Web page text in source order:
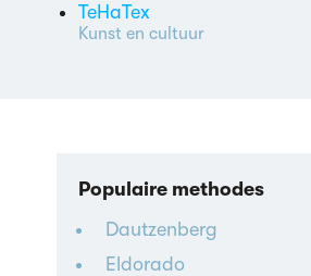
TeHaTex
Kunst en cultuur
Populaire methodes
Dautzenberg
Eldorado